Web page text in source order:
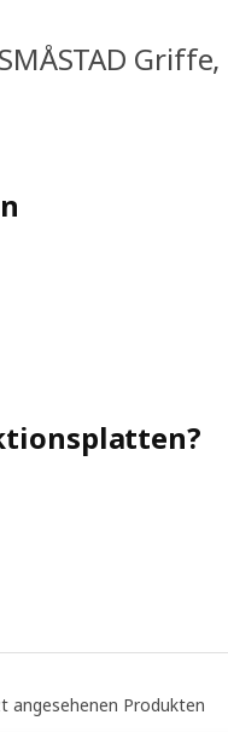
SMÅSTAD
angesehenen Produkten